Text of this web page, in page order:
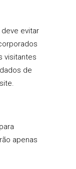
evitar
visitantes
de
apenas